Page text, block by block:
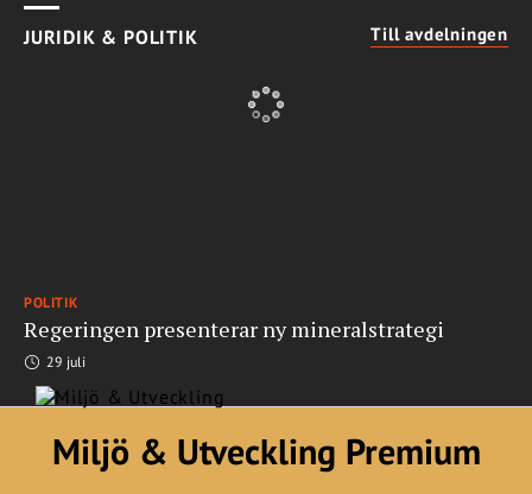
JURIDIK & POLITIK Till avdelningen
POLITIK
Regeringen presenterar ny mineralstrategi
29 juli
Miljö & Utveckling Premium